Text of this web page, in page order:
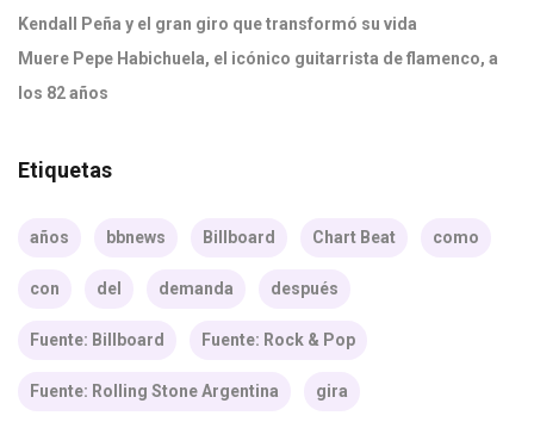
Kendall Peña y el gran giro que transformó su vida
Muere Pepe Habichuela, el icónico guitarrista de flamenco, a
los 82 años
Etiquetas
años bbnews Billboard Chart Beat como
con del demanda después
Fuente: Billboard Fuente: Rock & Pop
Fuente: Rolling Stone Argentina gira